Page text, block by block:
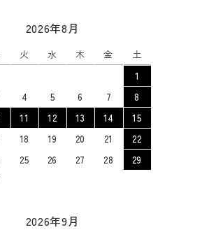
2026年8月
火 水 木 金
土
1
4 5 6 7
8
11 12 13 14
15
18 19 20 21
22
25 26 27 28
29
2026年9月